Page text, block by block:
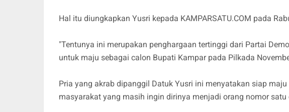
Hal itu diungkapkan Yusri kepada KAMPARSATU.COM pada
"Tentunya ini merupakan penghargaan tertinggi dari Partai
untuk maju sebagai calon Bupati Kampar pada Pilkada
Pria yang akrab dipanggil Datuk Yusri ini menyatakan siap
masyarakat yang masih ingin dirinya menjadi orang nomor satu